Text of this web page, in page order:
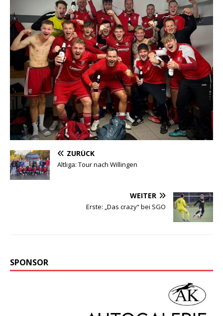
ZURÜCK
Altliga: Tour nach Willingen
WEITER
Erste: „Das crazy“ bei SGO
SPONSOR